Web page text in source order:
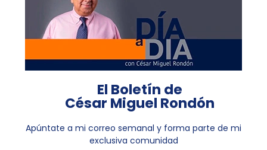
El Boletín de
César Miguel Rondón
Apúntate a mi correo semanal y forma parte de mi
exclusiva comunidad